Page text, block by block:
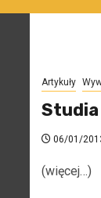
Artykuły
06/01/
(więcej…)